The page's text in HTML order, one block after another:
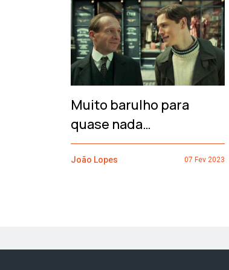
Muito barulho para
quase nada…
João Lopes 07 Fev 2023
‹